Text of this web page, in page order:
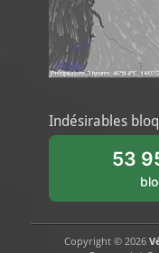
Indésirables
53
Copyright © 2026